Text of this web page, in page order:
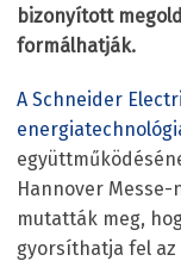
bizonyított
formálhatják.
A Schneider
Hannover Messe-
mutatták meg,
gyorsíthatja fel